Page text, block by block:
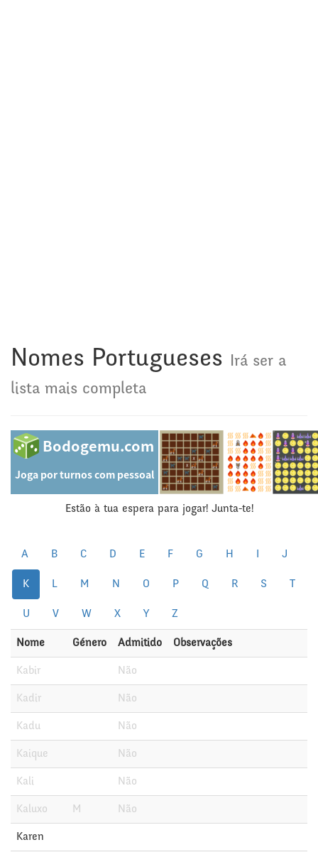
Nomes Portugueses Irá ser a
lista mais completa
Estão à tua espera para jogar! Junta-te!
A B C D E F G H J
K L M N O P Q R S T
U V W X Y Z
Nome Género Admitido Observações
Kabir Não
Kadir Não
Kadu Não
Kaique Não
Kali Não
Kaluxo M Não
Karen